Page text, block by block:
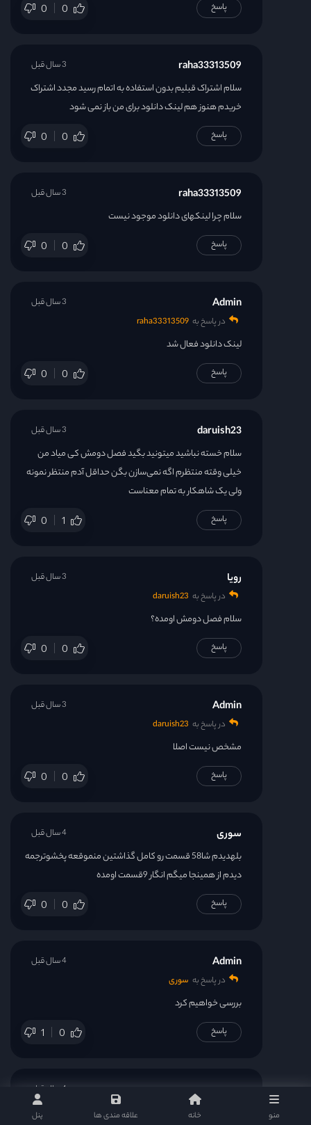
0 0 پاسخ
raha33313509
سلام اشتراک قبلیم بدون استفاده به اتمام رسید مجدد اشتراک
خریدم هنوز هم لینک دانلود برای من باز نمی شود
0 0
3 سال قبل
پاسخ
raha33313509
سلام چرا لینکهای دانلود موجود نیست
0 0
3 سال قبل
پاسخ
Admin
در پاسخ به raha33313509
لینک دانلود فعال شد
0 0
3 سال قبل
پاسخ
daruish23
سلام خسته نباشید میتونید بگید فصل دومش کی میاد من
خیلی وقته منتظرم اگه نمی‌سازن بگن حداقل آدم منتظر نمونه
ولی یک شاهکار به تمام معناست
0 1
3 سال قبل
پاسخ
رویا
در پاسخ به daruish23
سلام فصل دومش اومده؟
0 0
3 سال قبل
پاسخ
Admin
در پاسخ به daruish23
مشخص نیست اصلا
0 0
3 سال قبل
پاسخ
سوری
بلهدیدم شا58 قسمت رو کامل گذاشتین منموقعه پخشوترجمه
دیدم از همینجا میگم انگار 9قسمت اومده
0 0
4 سال قبل
پاسخ
Admin
در پاسخ به سوری
بررسی خواهیم کرد
1 0
4 سال قبل
پاسخ
سلام عزیزم خوبی خسته نباشین دست شما درد نکنه بااین هم
4 سال قبل
منو خانه علاقه مندی ها پنل